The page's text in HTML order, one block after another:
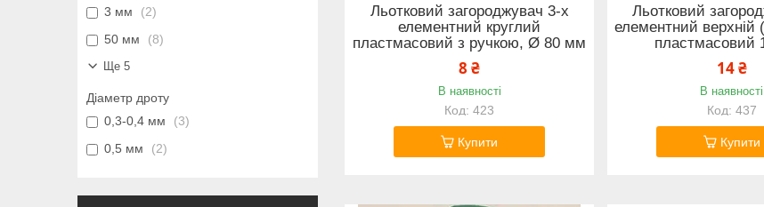
Льотковий загороджувач 3-х
елементний круглий
пластмасовий з ручкою, Ø 80 мм
8 ₴
В наявності
423
Купити
Льотковий
елементний верхній
пластмасовий
14 ₴
В наявності
437
Купити
3 мм
2
50 мм
8
Ще 5
Діаметр дроту
0,3-0,4 мм
3
0,5 мм
2